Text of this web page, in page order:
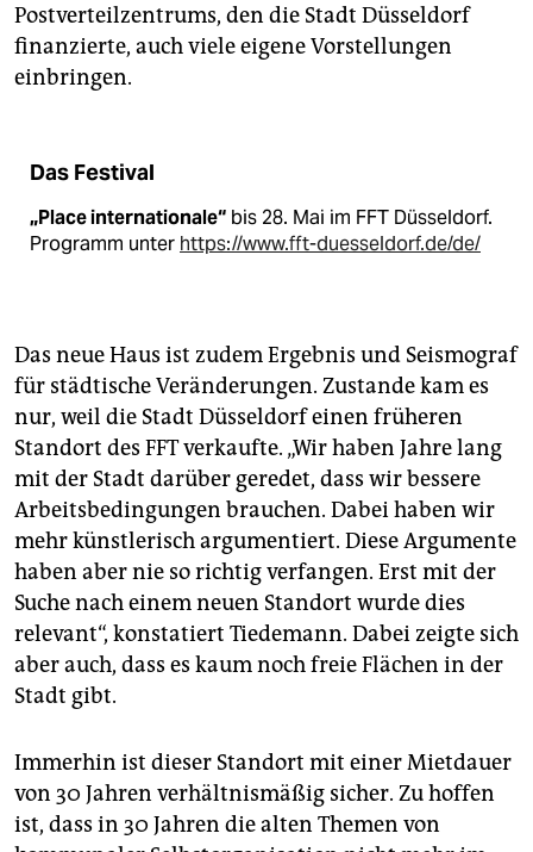
Postverteilzentrums, den die Stadt Düsseldorf
finanzierte, auch viele eigene Vorstellungen
einbringen.
Das Festival
„Place internationale“ bis 28. Mai im FFT Düsseldorf.
Programm unter https://www.fft-duesseldorf.de/de/
Das neue Haus ist zudem Ergebnis und Seismograf
für städtische Veränderungen. Zustande kam es
nur, weil die Stadt Düsseldorf einen früheren
Standort des FFT verkaufte. „Wir haben Jahre lang
mit der Stadt darüber geredet, dass wir bessere
Arbeitsbedingungen brauchen. Dabei haben wir
mehr künstlerisch argumentiert. Diese Argumente
haben aber nie so richtig verfangen. Erst mit der
Suche nach einem neuen Standort wurde dies
relevant“, konstatiert Tiedemann. Dabei zeigte sich
aber auch, dass es kaum noch freie Flächen in der
Stadt gibt.
Immerhin ist dieser Standort mit einer Mietdauer
von 30 Jahren verhältnismäßig sicher. Zu hoffen
ist, dass in 30 Jahren die alten Themen von